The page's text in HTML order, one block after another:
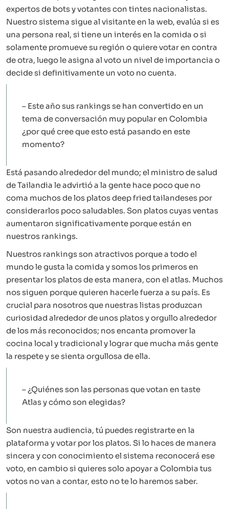
expertos de bots y votantes con tintes nacionalistas.
Nuestro sistema sigue al visitante en la web, evalúa si es
una persona real, si tiene un interés en la comida o si
solamente promueve su región o quiere votar en contra
de otra, luego le asigna al voto un nivel de importancia o
decide si definitivamente un voto no cuenta.
– Este año sus rankings se han convertido en un
tema de conversación muy popular en Colombia
¿por qué cree que esto está pasando en este
momento?
Está pasando alrededor del mundo; el ministro de salud
de Tailandia le advirtió a la gente hace poco que no
coma muchos de los platos deep fried tailandeses por
considerarlos poco saludables. Son platos cuyas ventas
aumentaron significativamente porque están en
nuestros rankings.
Nuestros rankings son atractivos porque a todo el
mundo le gusta la comida y somos los primeros en
presentar los platos de esta manera, con el atlas. Muchos
nos siguen porque quieren hacerle fuerza a su país. Es
crucial para nosotros que nuestras listas produzcan
curiosidad alrededor de unos platos y orgullo alrededor
de los más reconocidos; nos encanta promover la
cocina local y tradicional y lograr que mucha más gente
la respete y se sienta orgullosa de ella.
– ¿Quiénes son las personas que votan en taste
Atlas y cómo son elegidas?
Son nuestra audiencia, tú puedes registrarte en la
plataforma y votar por los platos. Si lo haces de manera
sincera y con conocimiento el sistema reconocerá ese
voto, en cambio si quieres solo apoyar a Colombia tus
votos no van a contar, esto no te lo haremos saber.